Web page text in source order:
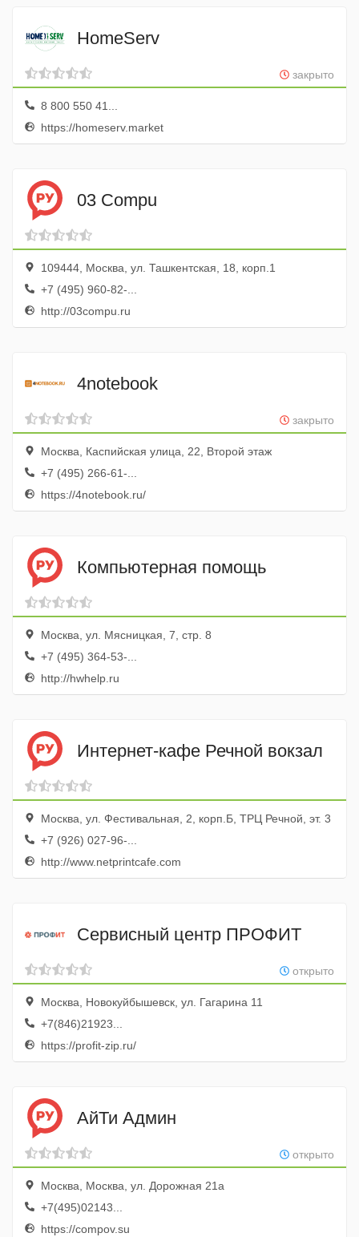
HomeServ
закрыто
8 800 550 41...
https://homeserv.market
03 Compu
109444, Москва, ул. Ташкентская, 18, корп.1
+7 (495) 960-82-...
http://03compu.ru
4notebook
закрыто
Москва, Каспийская улица, 22, Второй этаж
+7 (495) 266-61-...
https://4notebook.ru/
Компьютерная помощь
Москва, ул. Мясницкая, 7, стр. 8
+7 (495) 364-53-...
http://hwhelp.ru
Интернет-кафе Речной вокзал
Москва, ул. Фестивальная, 2, корп.Б, ТРЦ Речной, эт. 3
+7 (926) 027-96-...
http://www.netprintcafe.com
Сервисный центр ПРОФИТ
открыто
Москва, Новокуйбышевск, ул. Гагарина 11
+7(846)21923...
https://profit-zip.ru/
АйТи Админ
открыто
Москва, Москва, ул. Дорожная 21а
+7(495)02143...
https://compov.su